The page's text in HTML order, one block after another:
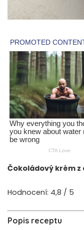
Čokoládový krém z
Hodnocení: 4,8 / 5
Popis receptu